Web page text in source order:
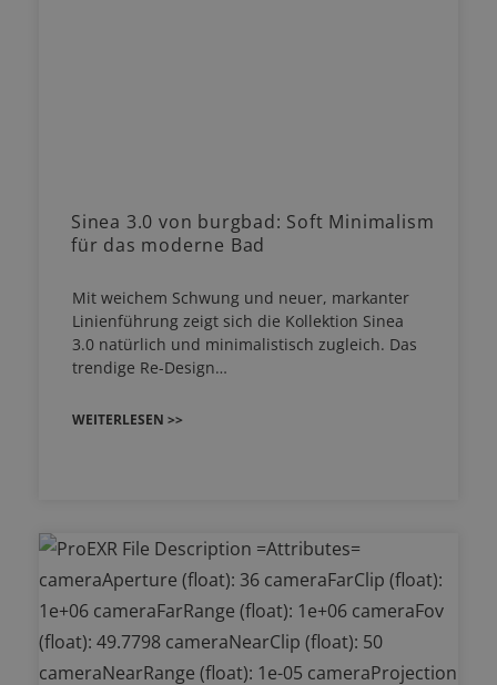
Sinea 3.0 von burgbad: Soft Minimalism
für das moderne Bad
Mit weichem Schwung und neuer, markanter
Linienführung zeigt sich die Kollektion Sinea
3.0 natürlich und minimalistisch zugleich. Das
trendige Re-Design…
WEITERLESEN >>